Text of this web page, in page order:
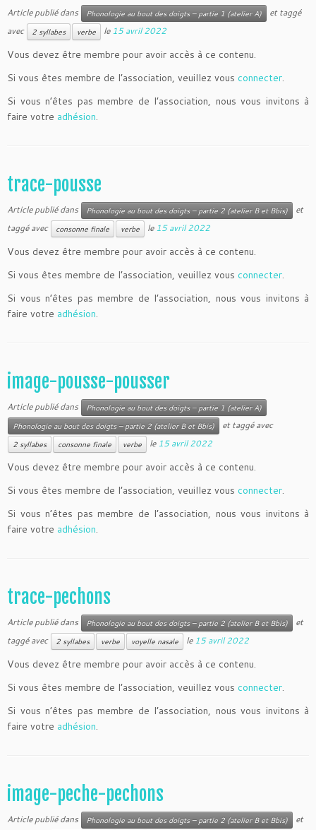
Article publié dans Phonologie au bout des doigts – partie 1 (atelier A)
et taggé
avec
2 syllabes verbe le15 avril 2022
Vous devez être membre pour avoir accès à ce contenu.
Si vous êtes membre de l’association, veuillez vous connecter.
Si vous n’êtes pas membre de l’association, nous vous invitons à
faire votre adhésion.
trace-pousse
Article publié dans Phonologie au bout des doigts – partie 2 (atelier B et Bbis)
et
taggé avec
consonne finale verbe le15 avril 2022
Vous devez être membre pour avoir accès à ce contenu.
Si vous êtes membre de l’association, veuillez vous connecter.
Si vous n’êtes pas membre de l’association, nous vous invitons à
faire votre adhésion.
image-pousse-pousser
Article publié dans
Phonologie au bout des doigts – partie 1 (atelier A)
Phonologie au bout des doigts – partie 2 (atelier B et Bbis)
et taggé avec
2 syllabes consonne finale verbe le15 avril 2022
Vous devez être membre pour avoir accès à ce contenu.
Si vous êtes membre de l’association, veuillez vous connecter.
Si vous n’êtes pas membre de l’association, nous vous invitons à
faire votre adhésion.
trace-pechons
Article publié dans Phonologie au bout des doigts – partie 2 (atelier B et Bbis)
et
taggé avec
2 syllabes verbe voyelle nasale le15 avril 2022
Vous devez être membre pour avoir accès à ce contenu.
Si vous êtes membre de l’association, veuillez vous connecter.
Si vous n’êtes pas membre de l’association, nous vous invitons à
faire votre adhésion.
image-peche-pechons
Article publié dans Phonologie au bout des doigts – partie 2 (atelier B et Bbis)
et